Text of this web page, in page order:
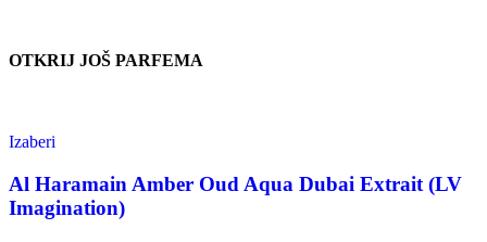
OTKRIJ JOŠ PARFEMA
Izaberi
Al Haramain Amber Oud Aqua Dubai Extrait (LV
Imagination)